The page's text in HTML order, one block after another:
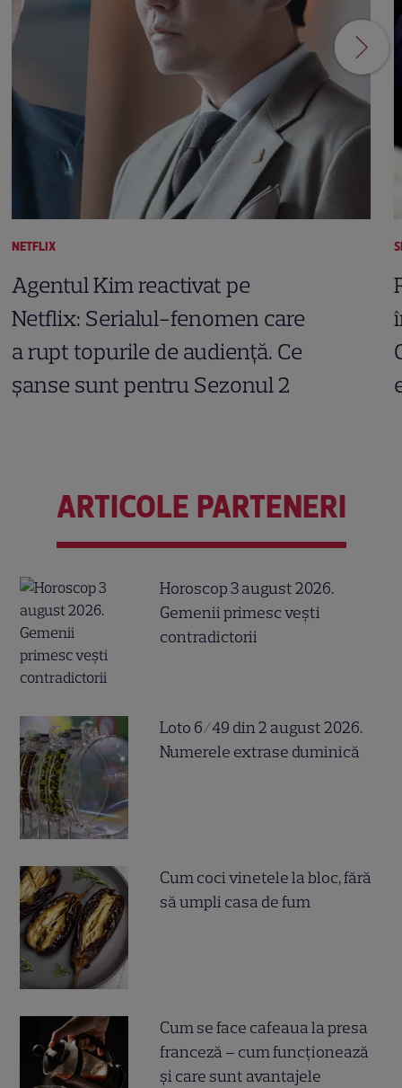
NETFLIX
Agentul Kim reactivat pe
Netflix: Serialul-fenomen care
a rupt topurile de audiență. Ce
șanse sunt pentru Sezonul 2
ARTICOLE PARTENERI
Horoscop 3 august 2026.
Gemenii primesc vești
contradictorii
Loto 6/49 din 2 august 2026.
Numerele extrase duminică
Cum coci vinetele la bloc, fără
să umpli casa de fum
Cum se face cafeaua la presa
franceză – cum funcționează
și care sunt avantajele